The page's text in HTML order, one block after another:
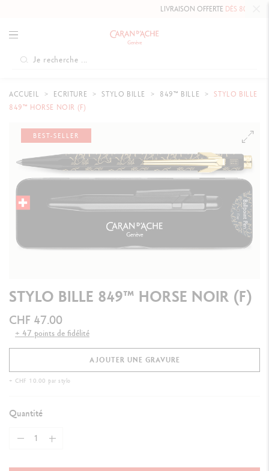
LIVRAISON OFFERTEDÈS 80 CHF.
ACCUEIL ECRITURE STYLO BILLE 849™ BILLE
STYLO BILLE
849™ HORSE NOIR (F)
BEST-SELLER
STYLO BILLE 849™ HORSE NOIR (F)
CHF 47.00
+ 47 points de fidélité
AJOUTER UNE GRAVURE
+ CHF 10.00 par stylo
Quantité